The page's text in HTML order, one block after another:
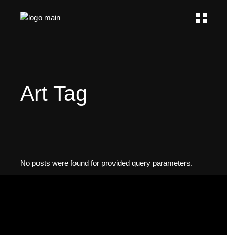
Art Tag
No posts were found for provided query parameters.